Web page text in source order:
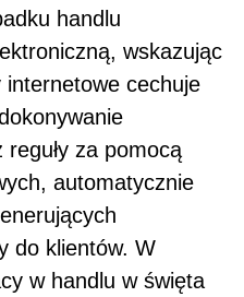
handlu
wskazując
cechuje
za pomocą
automatycznie
do klientów. W
w handlu w święta